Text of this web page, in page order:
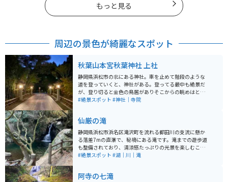
もっと見る
周辺の景色が綺麗なスポット
秋葉山本宮秋葉神社 上社
静岡県浜松市の北にある神社。車を止めて階段のような
道を登っていくと、神社がある。登ってる最中も絶景だ
が、登り切ると金色の鳥居がありそこからの眺めはとて
もきれい。毎年12月に火まつりが行われている。皿に願
#絶景スポット #神社｜寺院
仙厳の滝
静岡県浜松市浜名区滝沢町を流れる都田川の支流に懸か
る落差7mの直瀑で、秘境にある滝です。滝までの遊歩道
も整備されており、清涼感たっぷりの光景を楽しむこと
ができるスポットです。通年を通して楽しむことがで
#絶景スポット #湖｜川｜滝
阿寺の七滝